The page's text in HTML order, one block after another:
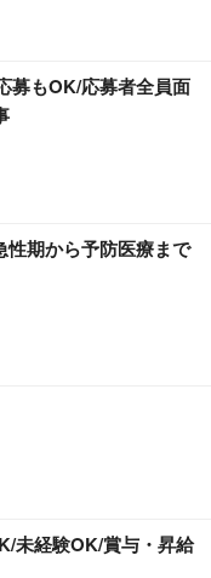
募もOK/応募者全員面
性期から予防医療まで
未経験OK/賞与・昇給